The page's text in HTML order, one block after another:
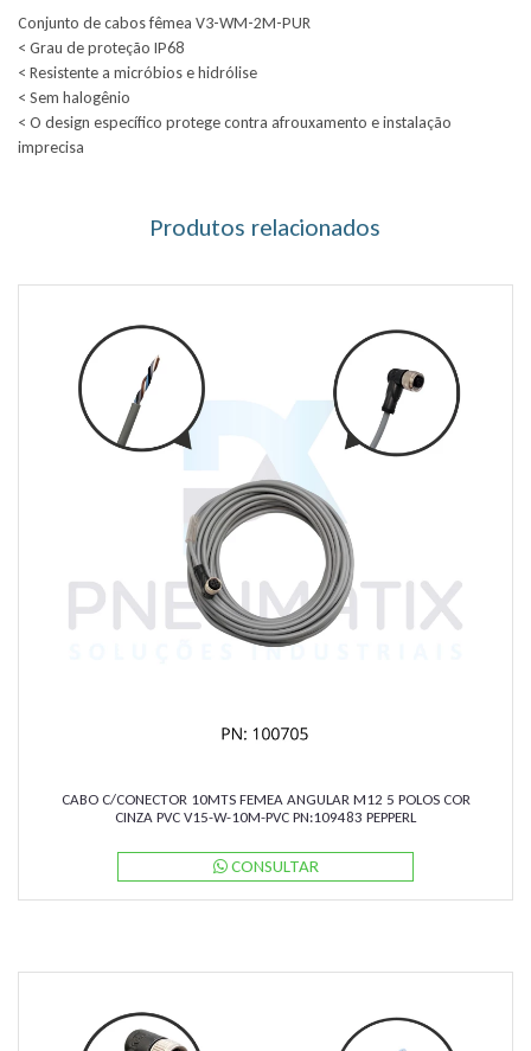
Conjunto de cabos fêmea V3-WM-2M-PUR
< Grau de proteção IP68
< Resistente a micróbios e hidrólise
< Sem halogênio
< O design específico protege contra afrouxamento e instalação
imprecisa
Produtos relacionados
CABO C/CONECTOR 10MTS FEMEA ANGULAR M12 5 POLOS COR
CINZA PVC V15-W-10M-PVC PN:109483 PEPPERL
CONSULTAR